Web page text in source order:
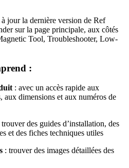
jour la dernière version de Ref
sur la page principale, aux côtés
Tool, Troubleshooter, Low-
:
: avec un accès rapide aux
aux dimensions et aux numéros de
trouver des guides d’installation, des
et des fiches techniques utiles
: trouver des images détaillées des